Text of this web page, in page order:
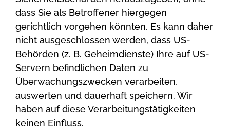
dass Sie als Betroffener hiergegen
gerichtlich vorgehen könnten. Es kann daher
nicht ausgeschlossen werden, dass US-
Behörden (z. B. Geheimdienste) Ihre auf US-
Servern befindlichen Daten zu
Überwachungszwecken verarbeiten,
auswerten und dauerhaft speichern. Wir
haben auf diese Verarbeitungstätigkeiten
keinen Einfluss.